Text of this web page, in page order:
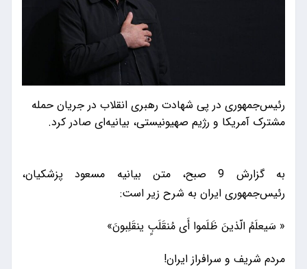
رئیس‌جمهوری در پی شهادت رهبری انقلاب در جریان حمله
مشترک آمریکا و رژیم صهیونیستی، بیانیه‌ای صادر کرد.
به گزارش 9 صبح، متن بیانیه مسعود پزشکیان،
رئیس‌جمهوری ایران به شرح زیر است:
« سَیعلَمُ الّذینَ ظَلَموا أَی مُنقَلَبٍ ینقَلِبونَ»
مردم شریف و سرافراز ایران!